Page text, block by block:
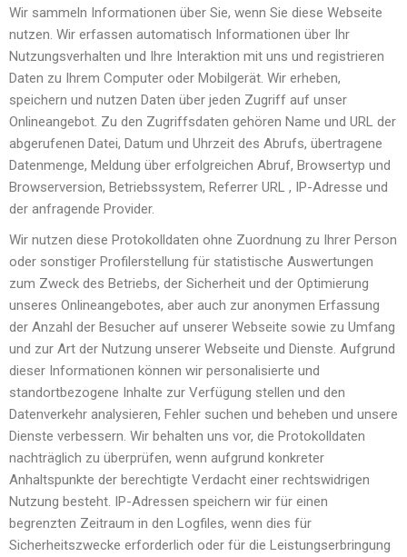
Wir sammeln Informationen über Sie, wenn Sie diese Webseite
nutzen. Wir erfassen automatisch Informationen über Ihr
Nutzungsverhalten und Ihre Interaktion mit uns und registrieren
Daten zu Ihrem Computer oder Mobilgerät. Wir erheben,
speichern und nutzen Daten über jeden Zugriff auf unser
Onlineangebot. Zu den Zugriffsdaten gehören Name und URL der
abgerufenen Datei, Datum und Uhrzeit des Abrufs, übertragene
Datenmenge, Meldung über erfolgreichen Abruf, Browsertyp und
Browserversion, Betriebssystem, Referrer URL , IP-Adresse und
der anfragende Provider.
Wir nutzen diese Protokolldaten ohne Zuordnung zu Ihrer Person
oder sonstiger Profilerstellung für statistische Auswertungen
zum Zweck des Betriebs, der Sicherheit und der Optimierung
unseres Onlineangebotes, aber auch zur anonymen Erfassung
der Anzahl der Besucher auf unserer Webseite sowie zu Umfang
und zur Art der Nutzung unserer Webseite und Dienste. Aufgrund
dieser Informationen können wir personalisierte und
standortbezogene Inhalte zur Verfügung stellen und den
Datenverkehr analysieren, Fehler suchen und beheben und unsere
Dienste verbessern. Wir behalten uns vor, die Protokolldaten
nachträglich zu überprüfen, wenn aufgrund konkreter
Anhaltspunkte der berechtigte Verdacht einer rechtswidrigen
Nutzung besteht. IP-Adressen speichern wir für einen
begrenzten Zeitraum in den Logfiles, wenn dies für
Sicherheitszwecke erforderlich oder für die Leistungserbringung